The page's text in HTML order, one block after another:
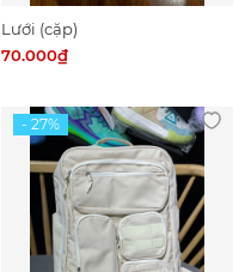
Lưới (cặp)
70.000₫